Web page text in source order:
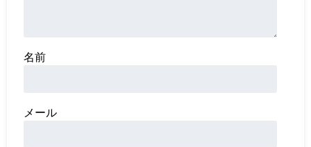
名前
メール